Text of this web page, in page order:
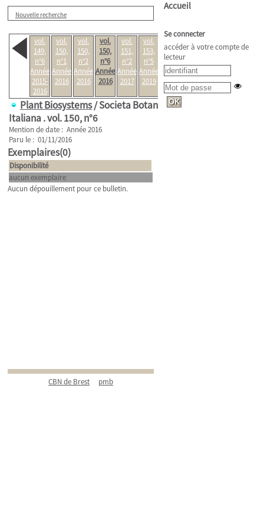
Nouvelle recherche
vol.
149,
n°6
Année
2015-
2016
vol.
150,
n°1
Année
2016
vol.
150,
n°2
Année
2016
vol.
150,
n°6
Année
2016
vol.
151,
n°2
Année
2017
vol.
153,
n°5
Année
2019
157,
n°2
Année
2023
Plant Biosystems/ Societa Botanica
Italiana .vol. 150, n°6
Mention de date : Année 2016
Paru le : 01/11/2016
Exemplaires(0)
Disponibilité
aucun exemplaire
Aucun dépouillement pour ce bulletin.
CBN de Brest pmb
Accueil
Se connecter
accéder à votre compte de
lecteur